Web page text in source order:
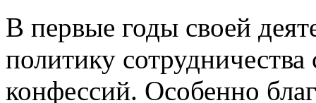
В первые годы своей
политику
конфессий. Особенно